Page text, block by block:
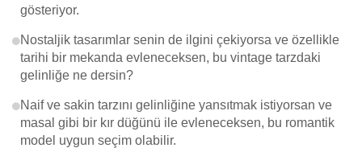
gösteriyor.
Nostaljik tasarımlar senin de ilgini çekiyorsa ve özellikle
tarihi bir mekanda evleneceksen, bu vintage tarzdaki
gelinliğe ne dersin?
Naif ve sakin tarzını gelinliğine yansıtmak istiyorsan ve
masal gibi bir kır düğünü ile evleneceksen, bu romantik
model uygun seçim olabilir.